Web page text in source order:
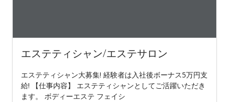
エステティシャン/エステサロン
エステティシャン大募集! 経験者は入社後ボーナス5万円支
給! 【仕事内容】 エステティシャンとしてご活躍いただき
ます。 ボディーエステ フェイシ